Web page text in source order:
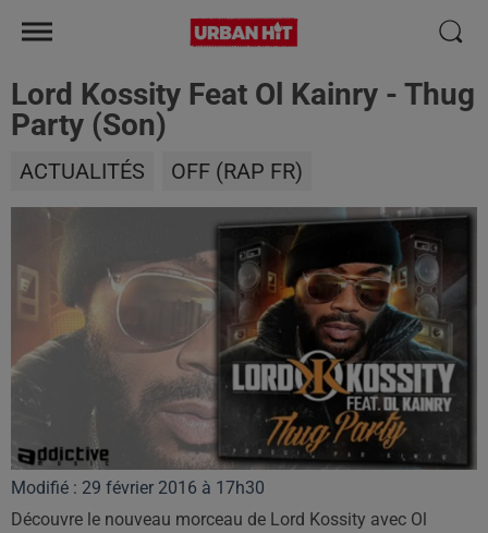
Lord Kossity Feat Ol Kainry - Thug
Party (Son)
ACTUALITÉS OFF (RAP FR)
Modifié : 29 février 2016 à 17h30
Découvre le nouveau morceau de Lord Kossity avec Ol